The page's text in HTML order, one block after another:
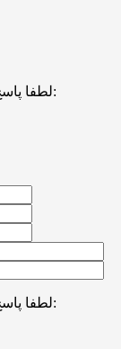
لطفا پاسخ را به عدد انگلیسی وارد کنید:
لطفا پاسخ را به عدد انگلیسی وارد کنید: